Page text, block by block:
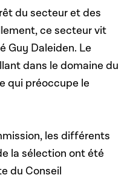
du secteur et des
ce secteur vit
Guy Daleiden. Le
dans le domaine du
qui préoccupe le
les différents
la sélection ont été
du Conseil